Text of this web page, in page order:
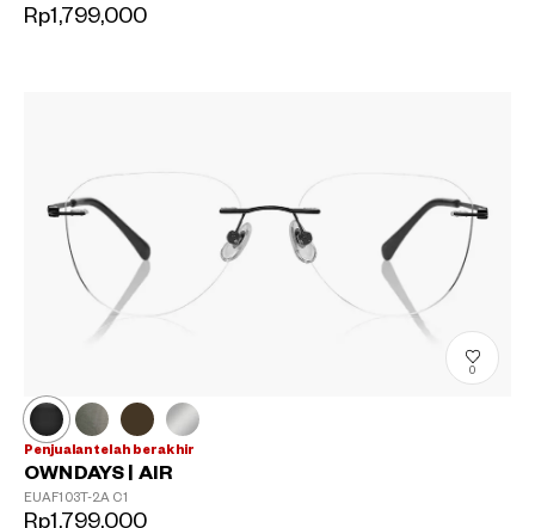
Rp1,799,000
0
Penjualan telah berakhir
OWNDAYS | AIR
EUAF103T-2A C1
Rp1,799,000